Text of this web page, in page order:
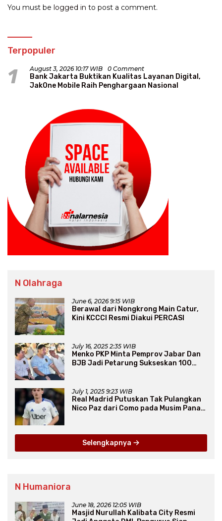
You must be logged in to post a comment.
Terpopuler
1 August 3, 2026 10:17 WIB 0 Comment
Bank Jakarta Buktikan Kualitas Layanan Digital,
JakOne Mobile Raih Penghargaan Nasional
N Olahraga
June 6, 2026 9:15 WIB
Berawal dari Nongkrong Main Catur,
Kini KCCCI Resmi Diakui PERCASI
July 16, 2025 2:35 WIB
Menko PKP Minta Pemprov Jabar Dan
BJB Jadi Petarung Sukseskan 100
July 1, 2025 9:23 WIB
Real Madrid Putuskan Tak Pulangkan
Nico Paz dari Como pada Musim Panas
Selengkapnya
N Humaniora
June 18, 2026 12:05 WIB
Masjid Nurullah Kalibata City Resmi